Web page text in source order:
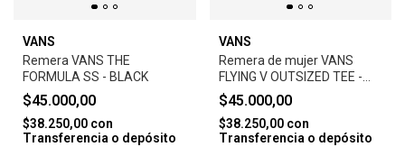
VANS
Remera VANS THE
FORMULA SS - BLACK
$45.000,00
$38.250,00 con
Transferencia o depósito
VANS
Remera de mujer VANS
FLYING V OUTSIZED TEE -
WHITE
$45.000,00
$38.250,00 con
Transferencia o depósito